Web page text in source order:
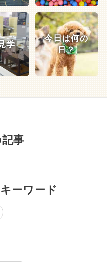
学
今日は何の
日？
事
ーワード